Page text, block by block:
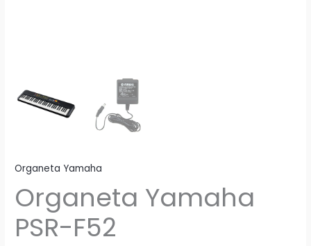
Organeta Yamaha
Organeta Yamaha
PSR-F52